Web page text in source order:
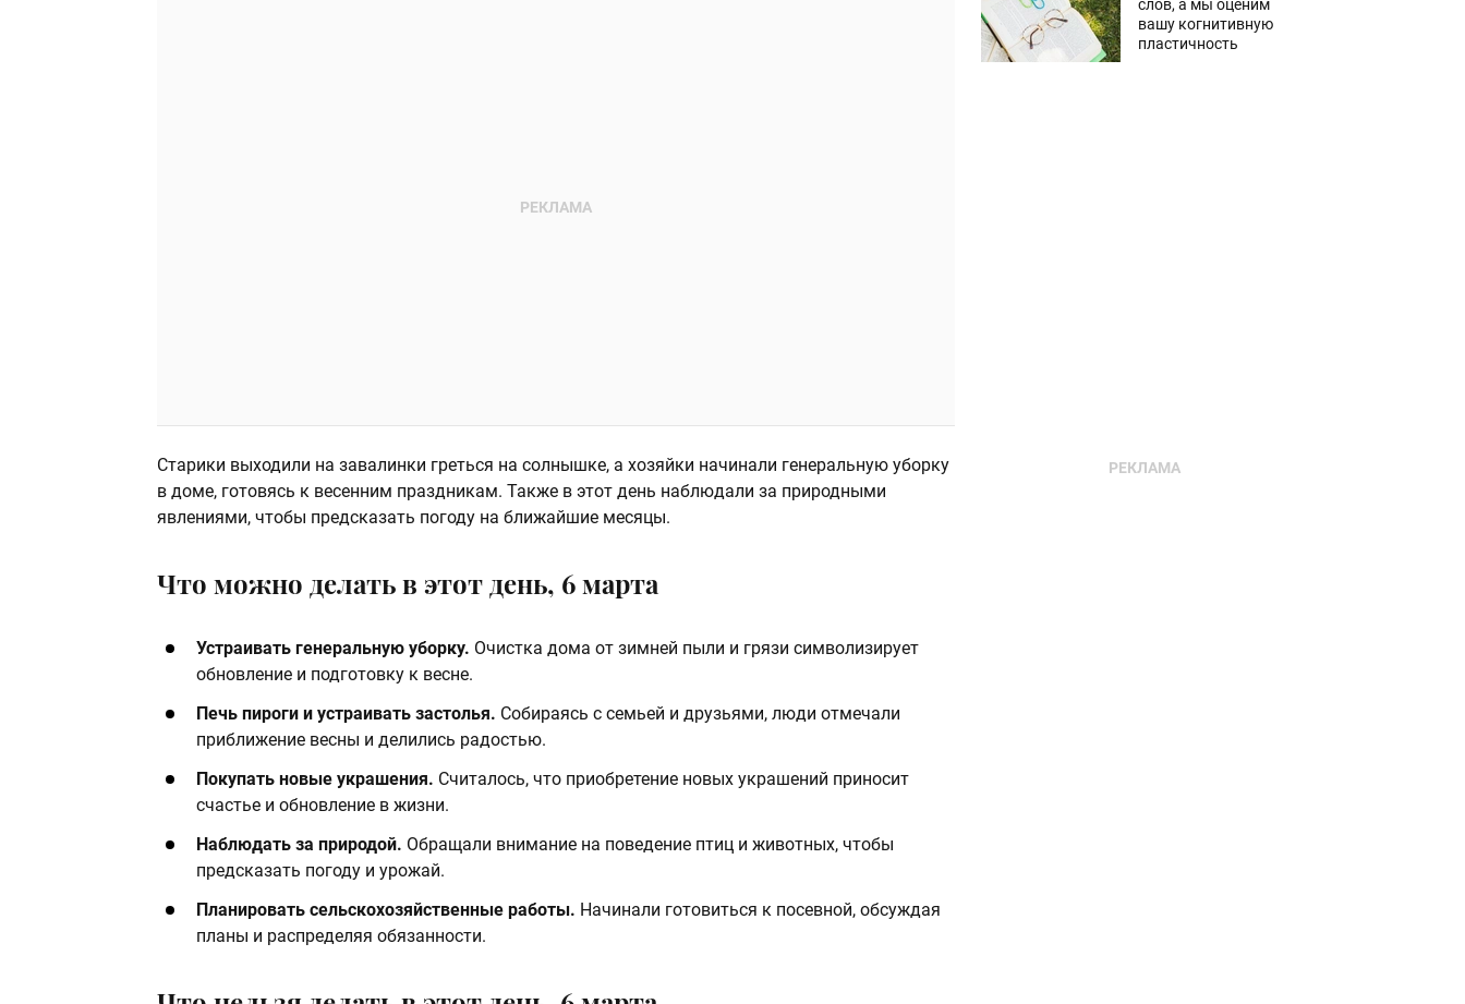
Старики выходили на завалинки греться на солнышке, а хозяйки начинали генеральную уборку
в доме, готовясь к весенним праздникам. Также в этот день наблюдали за природными
явлениями, чтобы предсказать погоду на ближайшие месяцы.
Что можно делать в этот день, 6 марта
Устраивать генеральную уборку. Очистка дома от зимней пыли и грязи символизирует
обновление и подготовку к весне.​
Печь пироги и устраивать застолья. Собираясь с семьей и друзьями, люди отмечали
приближение весны и делились радостью.​
Покупать новые украшения. Считалось, что приобретение новых украшений приносит
счастье и обновление в жизни.​
Наблюдать за природой. Обращали внимание на поведение птиц и животных, чтобы
предсказать погоду и урожай.​
Планировать сельскохозяйственные работы. Начинали готовиться к посевной, обсуждая
планы и распределяя обязанности.
слов, а мы оценим
вашу когнитивную
пластичность